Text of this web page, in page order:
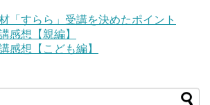
「すらら」受講を決めたポイント
感想【親編】
感想【こども編】